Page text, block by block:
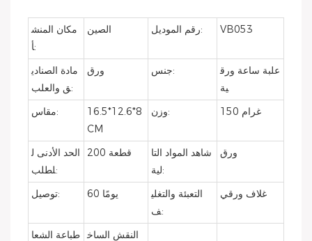
مكان المنش
أ:
الصين رقم الموديل: VB053
مادة الصنادي
ق والعلب:
ورق جنس:
علبة ساعة ورق
ية
مقاس:
16.5*12.6*8
CM
وزن: 150 غرام
الحد الأدنى ل
لطلب:
200 قطعة
شاهد المواد التا
لية:
ورق
توصيل: 60 يومًا
التعبئة والتغلي
ف:
غلاف ورقي
طباعة الشعا النقش الساخ